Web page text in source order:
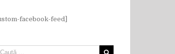
facebook-feed]